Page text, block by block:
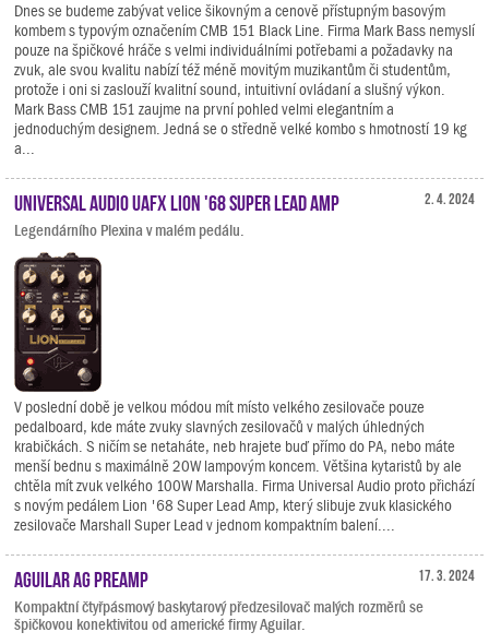
Dnes se budeme zabývat velice šikovným a cenově přístupným basovým
kombem s typovým označením CMB 151 Black Line. Firma Mark Bass nemyslí
pouze na špičkové hráče s velmi individuálními potřebami a požadavky na
zvuk, ale svou kvalitu nabízí též méně movitým muzikantům či studentům,
protože i oni si zaslouží kvalitní sound, intuitivní ovládaní a slušný výkon.
Mark Bass CMB 151 zaujme na první pohled velmi elegantním a
jednoduchým designem. Jedná se o středně velké kombo s hmotností 19 kg
a...
2. 4. 2024
Universal Audio UAFX Lion '68 Super Lead Amp
Legendárního Plexina v malém pedálu.
V poslední době je velkou módou mít místo velkého zesilovače pouze
pedalboard, kde máte zvuky slavných zesilovačů v malých úhledných
krabičkách. S ničím se netaháte, neb hrajete buď přímo do PA, nebo máte
menší bednu s maximálně 20W lampovým koncem. Většina kytaristů by ale
chtěla mít zvuk velkého 100W Marshalla. Firma Universal Audio proto přichází
s novým pedálem Lion '68 Super Lead Amp, který slibuje zvuk klasického
zesilovače Marshall Super Lead v jednom kompaktním balení....
17. 3. 2024
Aguilar AG Preamp
Kompaktní čtyřpásmový baskytarový předzesilovač malých rozměrů se
špičkovou konektivitou od americké firmy Aguilar.